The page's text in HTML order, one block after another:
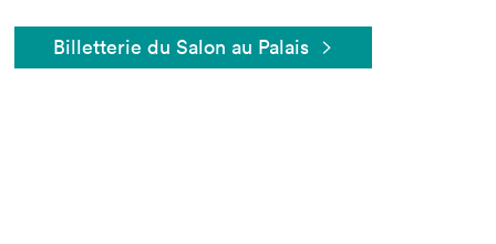
Billetterie du Salon au Palais